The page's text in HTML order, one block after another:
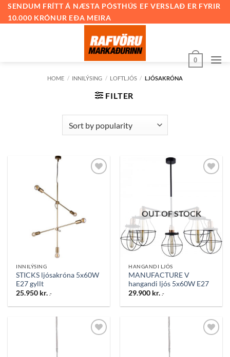
SkipSENDUM FRÍTT Á NÆSTA PÓSTHÚS EF VERSLAÐ ER FYRIR
10.000 KRÓNUR EÐA MEIRA
0
HOME / INNILÝSING / LOFTLJÓS / LJÓSAKRÓNA
FILTER
INNILÝSING
STICKS ljósakróna 5x60W
E27 gyllt
25.950 kr. .-
OUT OF STOCK
HANGANDI LJÓS
MANUFACTURE V
hangandi ljós 5x60W E27
29.900 kr. .-